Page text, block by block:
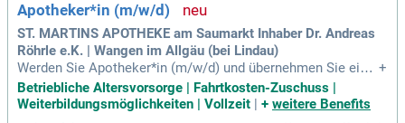
Apotheker*in (m/w/d)
ST. MARTINS APOTHEKE am Saumarkt Inhaber Dr. Andreas
Röhrle e.K. | Wangen im Allgäu (bei Lindau)
Werden Sie Apotheker*in (m/w/d) und übernehmen Sie eine
zentrale Rolle in unserem Team! In der kundenorientierten H
V beraten Sie Kund*innen, Patient*innen und Ärzt*innen zu p
harmazeutischen Anliegen. Wir bieten umfangreiche Einarbe
+
Betriebliche Altersvorsorge | Fahrtkosten-Zuschuss |
Weiterbildungsmöglichkeiten | Vollzeit | + weitere Benefits